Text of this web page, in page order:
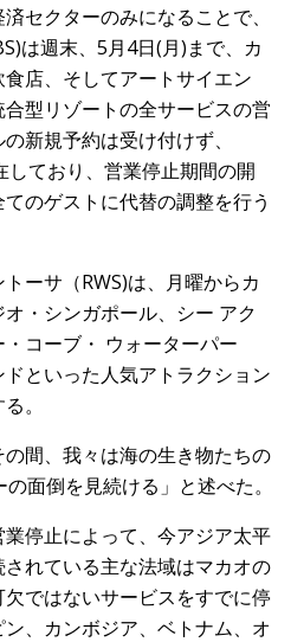
セクターのみになることで、
は週末、5月4日(月)まで、カ
店、そしてアートサイエン
型リゾートの全サービスの営
新規予約は受け付けず、
ており、営業停止期間の開
のゲストに代替の調整を行う
ーサ（RWS)は、月曜からカ
・シンガポール、シー アク
コーブ・ ウォーターパー
といった人気アトラクション
。
間、我々は海の生き物たちの
面倒を見続ける」と述べた。
停止によって、今アジア太平
れている主な法域はマカオの
ではないサービスをすでに停
、カンボジア、ベトナム、オ